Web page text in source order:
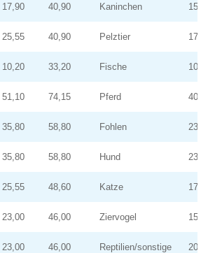
17,90 40,90 Kaninchen
25,55 40,90 Pelztier
10,20 33,20 Fische
51,10 74,15 Pferd
35,80 58,80 Fohlen
35,80 58,80 Hund
25,55 48,60 Katze
23,00 46,00 Ziervogel
23,00 46,00 Reptilien/sonstige